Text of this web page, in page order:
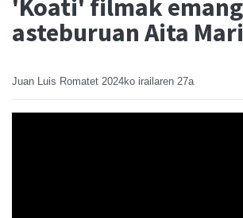
'Koati' filmak
asteburuan Aita
Juan Luis Romatet 2024ko irailaren 27a